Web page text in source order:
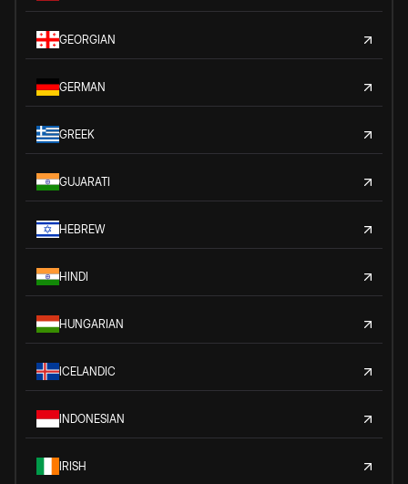
GEORGIAN
GERMAN
GREEK
GUJARATI
HEBREW
HINDI
HUNGARIAN
ICELANDIC
INDONESIAN
IRISH